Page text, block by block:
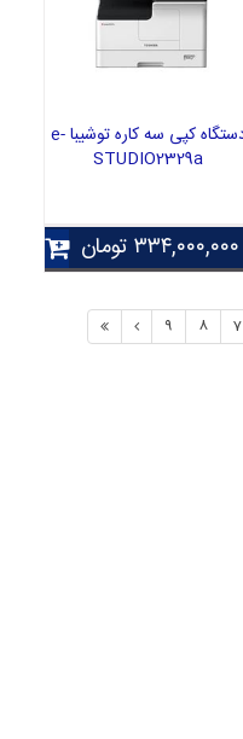
دستگاه کپی سه کاره توشیبا e-
STUDIO2329a
۳۳۴,۰۰۰,۰۰۰ تومان
7
8
9